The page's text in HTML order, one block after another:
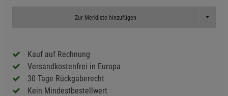
Zur Merkliste hinzufügen Toggle
Kauf auf Rechnung
Versandkostenfrei in Europa
30 Tage Rückgaberecht
Kein Mindestbestellwert